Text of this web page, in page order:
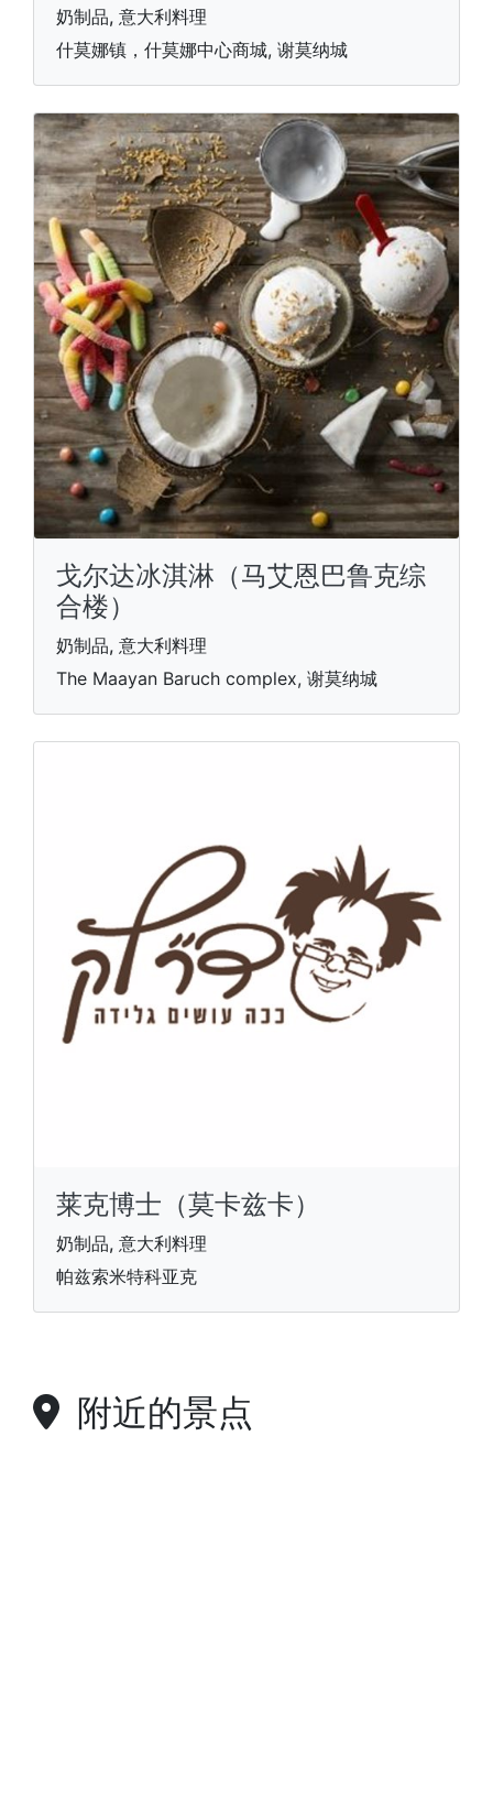
奶制品, 意大利料理
什莫娜镇，什莫娜中心商城, 谢莫纳城
戈尔达冰淇淋（马艾恩巴鲁克综
合楼）
奶制品, 意大利料理
The Maayan Baruch complex, 谢莫纳城
莱克博士（莫卡兹卡）
奶制品, 意大利料理
帕兹索米特科亚克
附近的景点